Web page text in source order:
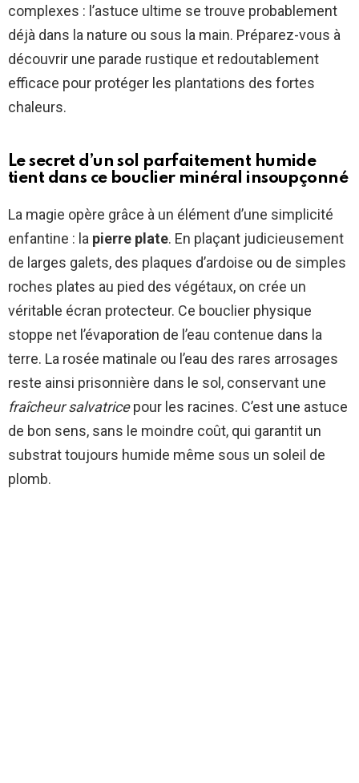
complexes : l’astuce ultime se trouve probablement
déjà dans la nature ou sous la main. Préparez-vous à
découvrir une parade rustique et redoutablement
efficace pour protéger les plantations des fortes
chaleurs.
Le secret d’un sol parfaitement humide
tient dans ce bouclier minéral insoupçonné
La magie opère grâce à un élément d’une simplicité
enfantine : la pierre plate. En plaçant judicieusement
de larges galets, des plaques d’ardoise ou de simples
roches plates au pied des végétaux, on crée un
véritable écran protecteur. Ce bouclier physique
stoppe net l’évaporation de l’eau contenue dans la
terre. La rosée matinale ou l’eau des rares arrosages
reste ainsi prisonnière dans le sol, conservant une
fraîcheur salvatricepour les racines. C’est une astuce
de bon sens, sans le moindre coût, qui garantit un
substrat toujours humide même sous un soleil de
plomb.